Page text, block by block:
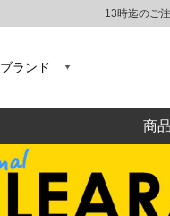
13時迄のご
ブランド
商